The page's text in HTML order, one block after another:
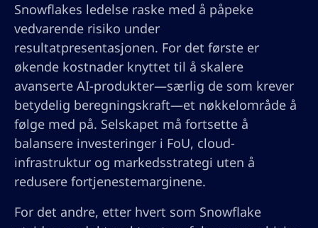
Snowflakes ledelse raske med å påpeke
vedvarende risiko under
resultatpresentasjonen. For det første er
økende kostnader knyttet til å skalere
avanserte AI-produkter—særlig de som krever
betydelig beregningskraft—et nøkkelområde å
følge med på. Selskapet må fortsette å
balansere investeringer i FoU, cloud-
infrastruktur og markedsstrategi uten å
redusere fortjenestemarginene.
For det andre, etter hvert som Snowflake